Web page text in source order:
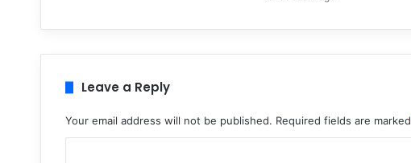
Leave a Reply
Your email address will not be published. Required fields are marked